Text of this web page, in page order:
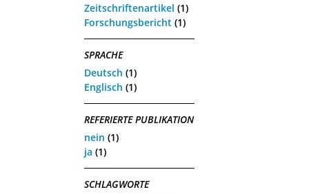
Zeitschriftenartikel (1)
Forschungsbericht (1)
SPRACHE
Deutsch (1)
Englisch (1)
REFERIERTE PUBLIKATION
nein (1)
ja (1)
SCHLAGWORTE